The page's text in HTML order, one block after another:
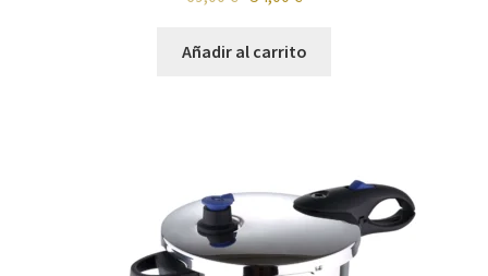
originalactual
Añadir al carrito